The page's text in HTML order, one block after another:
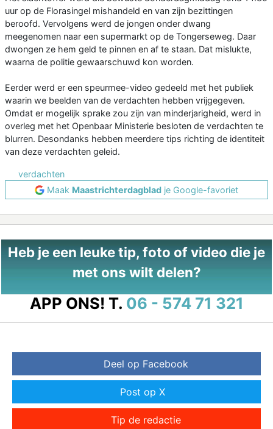
uur op de Florasingel mishandeld en van zijn bezittingen
beroofd. Vervolgens werd de jongen onder dwang
meegenomen naar een supermarkt op de Tongerseweg. Daar
dwongen ze hem geld te pinnen en af te staan. Dat mislukte,
waarna de politie gewaarschuwd kon worden.
Eerder werd er een speurmee-video gedeeld met het publiek
waarin we beelden van de verdachten hebben vrijgegeven.
Omdat er mogelijk sprake zou zijn van minderjarigheid, werd in
overleg met het Openbaar Ministerie besloten de verdachten te
blurren. Desondanks hebben meerdere tips richting de identiteit
van deze verdachten geleid.
verdachten
Maak Maastrichterdagblad je Google-favoriet
Heb je een leuke tip, foto of video die je
met ons wilt delen?
APP ONS! T. 06 - 574 71 321
Deel op Facebook
Post op X
Tip de redactie